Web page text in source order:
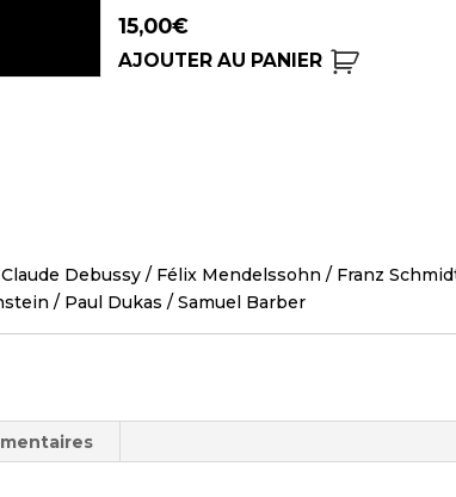
15,00€
AJOUTER AU PANIER
Claude Debussy / Félix Mendelssohn / Franz
/ Paul Dukas / Samuel Barber